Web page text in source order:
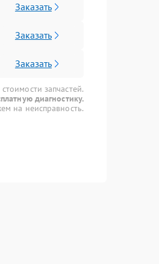
Заказать
Заказать
Заказать
запчастей.
диагностику.
на неисправность.